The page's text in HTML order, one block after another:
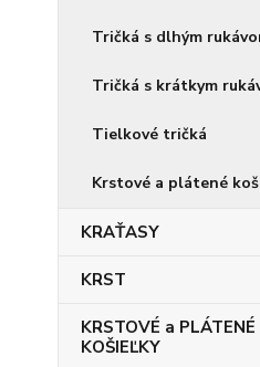
Tričká s dlhým
Tričká s krátkym
Tielkové tričká
Krstové a plátené
KRAŤASY
KRST
KRSTOVÉ a PLÁTENÉ
KOŠIEĽKY